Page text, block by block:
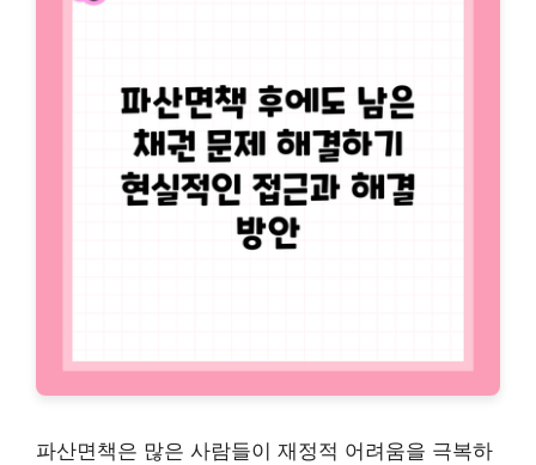
파산면책은 많은 사람들이 재정적 어려움을 극복하